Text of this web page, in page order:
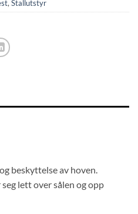
, Stallutstyr
beskyttelse av hoven.
lett over sålen og opp